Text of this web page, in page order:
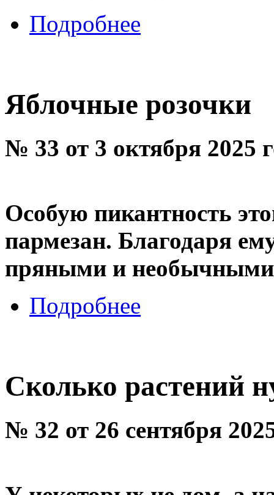
Подробнее
Яблочные розочки
№ 33 от 3 октября 2025
Особую пикантность
пармезан. Благодаря
пряными и
Подробнее
Сколько растений
№ 32 от 26 сентября